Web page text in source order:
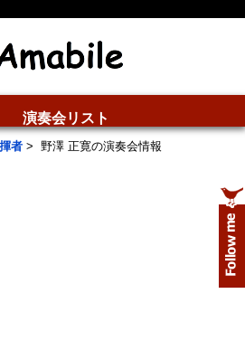
演奏会リスト
者 > 野澤 正寛の演奏会情報